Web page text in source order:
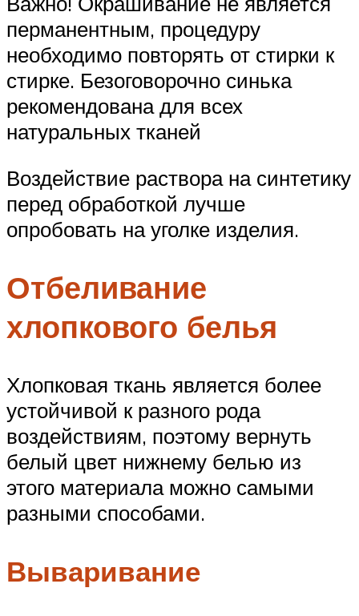
перманентным, процедуру
необходимо повторять от стирки к
стирке. Безоговорочно синька
рекомендована для всех
натуральных тканей
Воздействие раствора на синтетику
перед обработкой лучше
опробовать на уголке изделия.
Отбеливание
хлопкового белья
Хлопковая ткань является более
устойчивой к разного рода
воздействиям, поэтому вернуть
белый цвет нижнему белью из
этого материала можно самыми
разными способами.
Вываривание